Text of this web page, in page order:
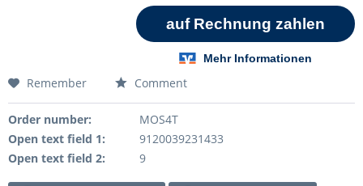
Remember Comment
Order number:
MOS4T
Open text field 1:
9120039231433
Open text field 2:
9